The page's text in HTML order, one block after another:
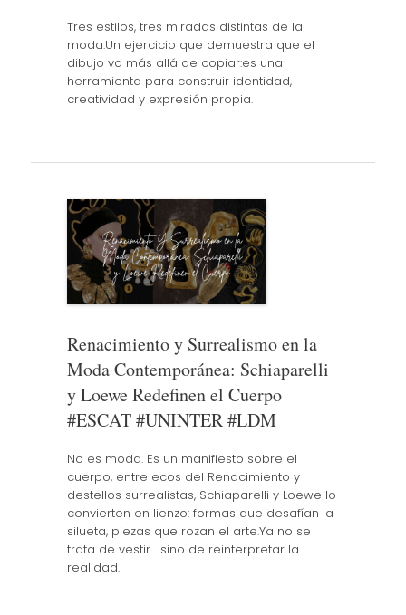
Tres estilos, tres miradas distintas de la
moda.Un ejercicio que demuestra que el
dibujo va más allá de copiar:es una
herramienta para construir identidad,
creatividad y expresión propia.
Renacimiento y Surrealismo en la
Moda Contemporánea: Schiaparelli
y Loewe Redefinen el Cuerpo
#ESCAT #UNINTER #LDM
No es moda. Es un manifiesto sobre el
cuerpo, entre ecos del Renacimiento y
destellos surrealistas, Schiaparelli y Loewe lo
convierten en lienzo: formas que desafían la
silueta, piezas que rozan el arte.Ya no se
trata de vestir… sino de reinterpretar la
realidad.